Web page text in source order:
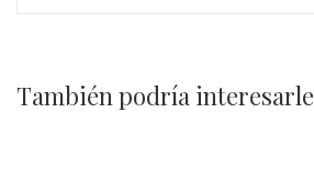
También podría interesarle